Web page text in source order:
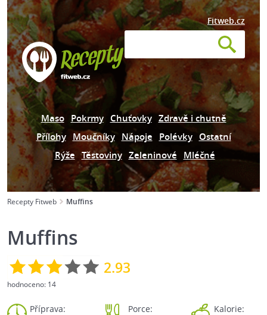
Fitweb.cz
Maso Pokrmy Chuťovky Zdravě i chutně
Přílohy Moučníky Nápoje Polévky Ostatní
Rýže Těstoviny Zeleninové Mléčné
Recepty Fitweb Muffins
Muffins
2.93
hodnoceno: 14
Příprava:
Porce:
Kalorie: